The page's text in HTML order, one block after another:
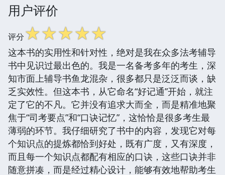
用户评价
评分☆☆☆☆☆
这本书的实用性和针对性，绝对是我在众多法考辅导
书中见识过最出色的。我是一名备考多年的考生，深
知市面上辅导书鱼龙混杂，很多都只是泛泛而谈，缺
乏实效性。但这本书，从它命名“好记通”开始，就注
定了它的不凡。它并没有追求大而全，而是精准地聚
焦于“司考要点”和“口诀记忆”，这恰恰是很多考生最
薄弱的环节。我仔细研究了书中的内容，发现它对每
个知识点的提炼都恰到好处，既有广度，又有深度，
而且每一个知识点都配有相应的口诀，这些口诀并非
随意拼凑，而是经过精心设计，能够有效地帮助考生